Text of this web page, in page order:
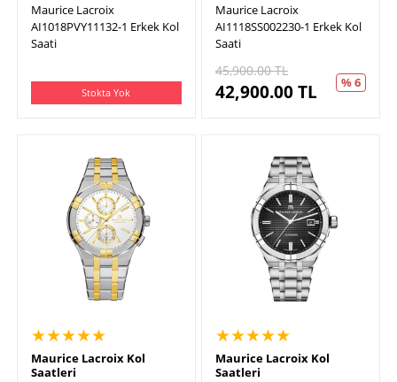
Maurice Lacroix
AI1018PVY11132-1 Erkek Kol
Saati
Stokta Yok
Maurice Lacroix
AI1118SS002230-1 Erkek Kol
Saati
45,900.00TL
42,900.00TL % 6
★★★★★
Maurice Lacroix Kol
Saatleri
★★★★★
Maurice Lacroix Kol
Saatleri